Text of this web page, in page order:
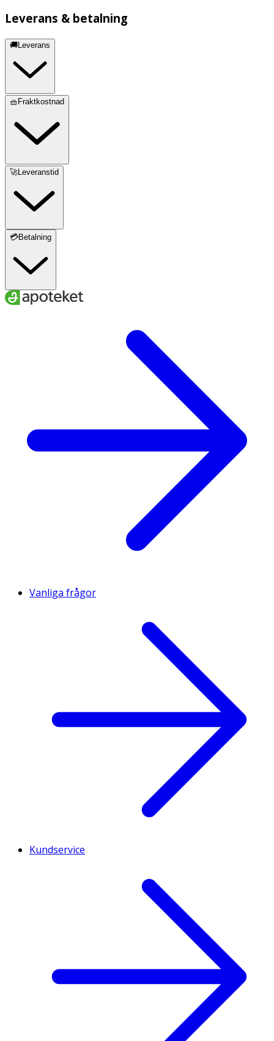
- varav sockerarter 0 g
Protein
Salt
Innehåll
Svarta, oskalade SESAMFRÖN.
Leverans & betalning
🚚Leverans
🧺Fraktkostnad
🚀Leveranstid
💳Betalning
Vanliga frågor
Kundservice